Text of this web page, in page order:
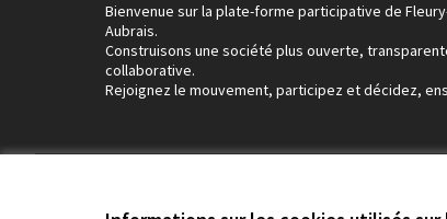
Bienvenue sur la plate-forme participative de
Aubrais.
Construisons une société plus ouverte,
collaborative.
Rejoignez le mouvement, participez et décidez,